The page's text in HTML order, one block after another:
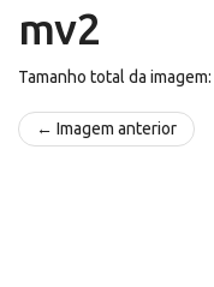
mv2
Tamanho total da imagem:
← Imagem anterior